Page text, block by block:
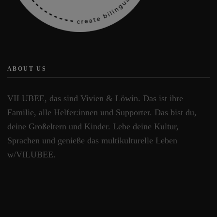
ABOUT US
VILUBEE, das sind Vivien & Löwin. Das ist ihre
Familie, alle Helfer:innen und Supporter. Das bist du,
deine Großeltern und Kinder. Lebe deine Kultur,
Sprachen und genieße das multikulturelle Leben
w/VILUBEE.